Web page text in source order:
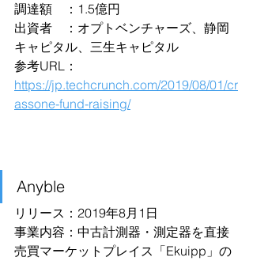
調達額　：1.5億円
出資者　：オプトベンチャーズ、静岡
キャピタル、三⽣キャピタル
参考URL：
https://jp.techcrunch.com/2019/08/01/cr
assone-fund-raising/
Anyble
リリース：2019年8月1日
事業内容：中古計測器・測定器を直接
売買マーケットプレイス「Ekuipp」の